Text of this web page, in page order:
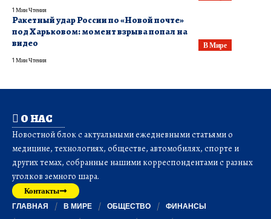
1 Мин Чтения
В Мире
Ракетный удар России по «Новой почте»
под Харьковом: момент взрыва попал на
видео
1 Мин Чтения
О НАС
Новостной блок с актуальными ежедневными статьями о
медицине, технологиях, обществе, автомобилях, спорте и
других темах, собранные нашими корреспондентами с разных
уголков земного шара.
Контакты
ГЛАВНАЯ В МИРЕ ОБЩЕСТВО
ФИНАНСЫ